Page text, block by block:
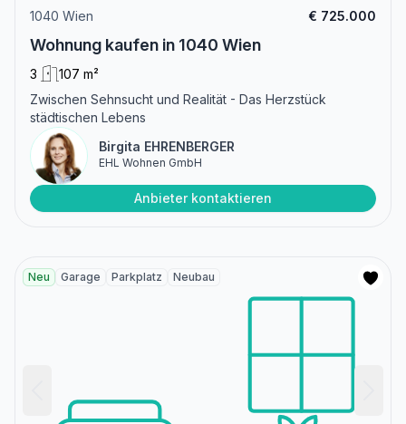
1040 Wien € 725.000
Wohnung kaufen in 1040 Wien
3
107 m²
Zwischen Sehnsucht und Realität - Das Herzstück
städtischen Lebens
Birgita EHRENBERGER
EHL Wohnen GmbH
Anbieter kontaktieren
Neu Garage Parkplatz Neubau